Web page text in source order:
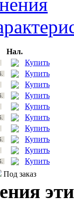
Нал.
Купить
Купить
Купить
Купить
Купить
Купить
Купить
Купить
Купить
Купить
Под заказ